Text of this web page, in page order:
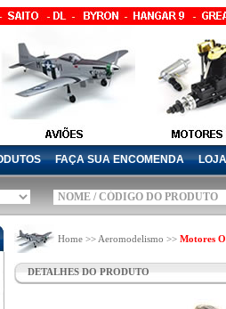
FAÇA SUA ENCOMENDA LOJA
Home >> Aeromodelismo >> Motores
DETALHES DO PRODUTO